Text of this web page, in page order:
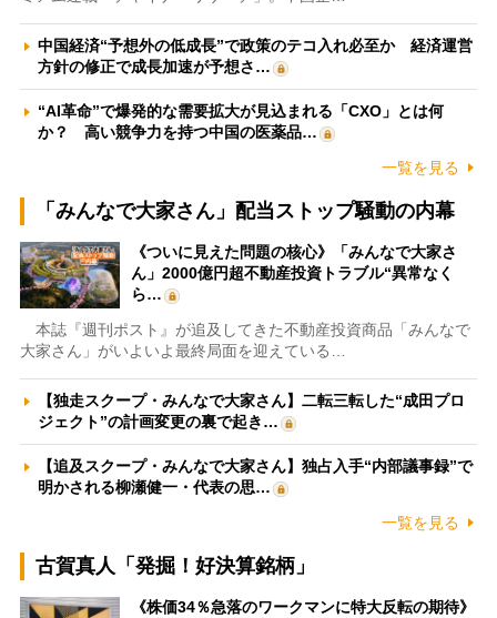
中国経済“予想外の低成長”で政策のテコ入れ必至か 経済運営
方針の修正で成長加速が予想さ…
“AI革命”で爆発的な需要拡大が見込まれる「CXO」とは何
か？ 高い競争力を持つ中国の医薬品…
一覧を見る
「みんなで大家さん」配当ストップ騒動の内幕
《ついに見えた問題の核心》「みんなで大家さ
ん」2000億円超不動産投資トラブル“異常なく
ら…
本誌『週刊ポスト』が追及してきた不動産投資商品「みんなで
大家さん」がいよいよ最終局面を迎えている…
【独走スクープ・みんなで大家さん】二転三転した“成田プロ
ジェクト”の計画変更の裏で起き…
【追及スクープ・みんなで大家さん】独占入手“内部議事録”で
明かされる柳瀬健一・代表の思…
一覧を見る
古賀真人「発掘！好決算銘柄」
《株価34％急落のワークマンに特大反転の期待》